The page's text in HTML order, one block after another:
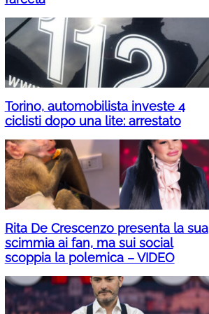
Torino, automobilista investe 4
ciclisti dopo una lite: arrestato
Rita De Crescenzo presenta la sua
scimmia ai fan, ma sui social
scoppia la polemica – VIDEO